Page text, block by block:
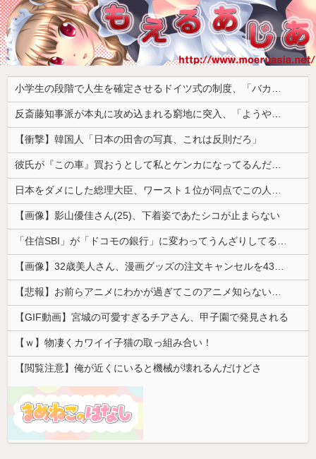
小学生の段階で人生を確定させるドイツ式の制度、「バカを振い落せるから合理的だ」と自惚れていた結果……
反斎藤知事派が本丸に攻め込まれる窮地に突入、「ようやく反撃のターンやね」と手際の良さに感心する人が続出中
【衝撃】韓国人「日本の田舎の写真、これは反則だろ」
彼氏が『この車』買おうとして私とケンカになってるんだけどｗｗｗｗｗｗ
日本をダメにした総理大臣、ワースト１位が同点でこの人ｗｗｗｗｗｗ
【画像】影山優佳さん(25)、下着姿であたシコが止まらない
「住信SBI」が「ドコモの銀行」に変わってうんざりしてるやつｗｗｗｗｗｗｗ
【画像】32歳美人さん、漫画グッズの注文キャンセルを43億円分繰り返しまくり逮捕
【悲報】お前らアニメにわかが過ぎてこのアニメ知らないｗｗｗｗｗ
【GIF動画】宮城の可愛すぎるチアさん、甲子園で発見される
【ｗ】物凄くカワイイ子猫の取っ組み合い！
【閲覧注意】俺が近くにいると機械が壊れるんだけどさ